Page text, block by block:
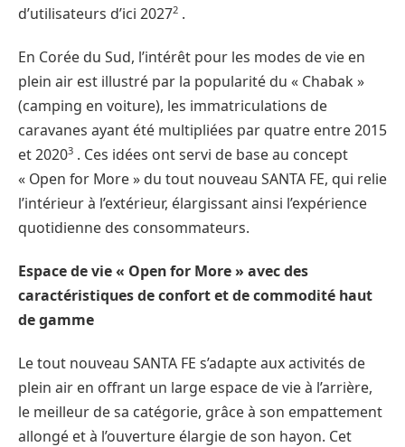
d’utilisateurs d’ici 20272 .
En Corée du Sud, l’intérêt pour les modes de vie en
plein air est illustré par la popularité du « Chabak »
(camping en voiture), les immatriculations de
caravanes ayant été multipliées par quatre entre 2015
et 20203 . Ces idées ont servi de base au concept
« Open for More » du tout nouveau SANTA FE, qui relie
l’intérieur à l’extérieur, élargissant ainsi l’expérience
quotidienne des consommateurs. ​ ​
Espace de vie « Open for More » avec des
caractéristiques de confort et de commodité haut
de gamme
Le tout nouveau SANTA FE s’adapte aux activités de
plein air en offrant un large espace de vie à l’arrière,
le meilleur de sa catégorie, grâce à son empattement
allongé et à l’ouverture élargie de son hayon. Cet